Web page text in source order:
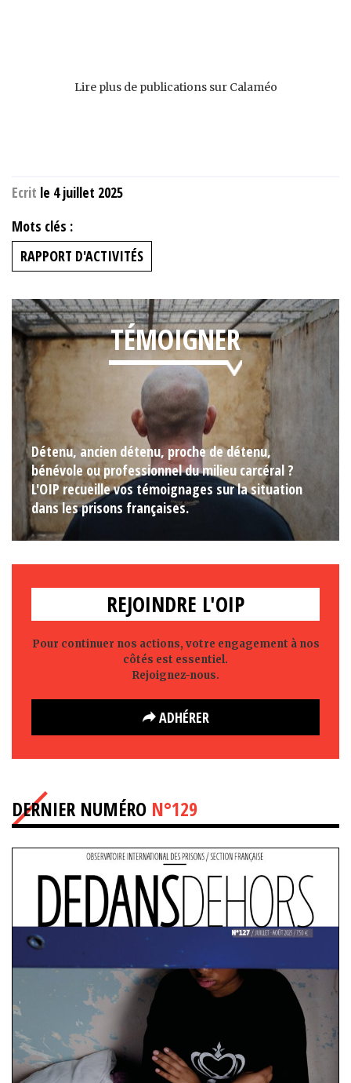
Lire plus de publications sur Calaméo
Ecrit le 4 juillet 2025
Mots clés :
RAPPORT D'ACTIVITÉS
TÉMOIGNER
Détenu, ancien détenu, proche de détenu,
bénévole ou professionnel du milieu carcéral ?
L'OIP recueille vos témoignages sur la situation
dans les prisons françaises.
REJOINDRE L'OIP
Pour continuer nos actions, votre engagement à nos
côtés est essentiel.
Rejoignez-nous.
ADHÉRER
DERNIER NUMÉRO N°129